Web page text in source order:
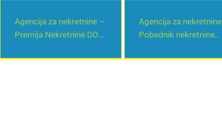
Agencija za nekretnine –
Premija Nekretnine DOO
Agencija za nekretnine
Pobednik nekretnine